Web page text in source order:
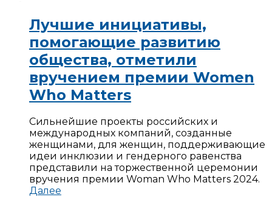
Лучшие инициативы,
помогающие развитию
общества, отметили
вручением премии Women
Who Matters
Сильнейшие проекты российских и
международных компаний, созданные
женщинами, для женщин, поддерживающие
идеи инклюзии и гендерного равенства
представили на торжественной церемонии
вручения премии Woman Who Matters 2024.
Далее